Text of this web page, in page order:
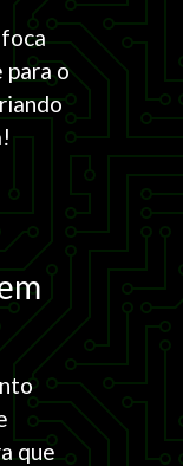
para o
que